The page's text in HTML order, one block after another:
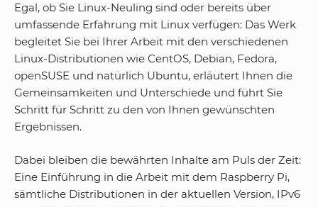
Egal, ob Sie Linux-Neuling sind oder bereits über
umfassende Erfahrung mit Linux verfügen: Das Werk
begleitet Sie bei Ihrer Arbeit mit den verschiedenen
Linux-Distributionen wie CentOS, Debian, Fedora,
openSUSE und natürlich Ubuntu, erläutert Ihnen die
Gemeinsamkeiten und Unterschiede und führt Sie
Schritt für Schritt zu den von Ihnen gewünschten
Ergebnissen.
Dabei bleiben die bewährten Inhalte am Puls der Zeit:
Eine Einführung in die Arbeit mit dem Raspberry Pi,
sämtliche Distributionen in der aktuellen Version, IPv6